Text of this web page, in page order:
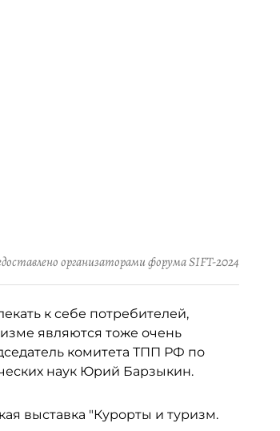
организаторами форума SIFT-2024
к себе потребителей,
являются тоже очень
комитета ТПП РФ по
наук Юрий Барзыкин.
выставка "Курорты и туризм.